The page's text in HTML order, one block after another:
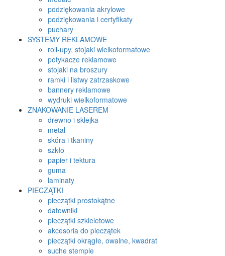
podziękowania akrylowe
podziękowania i certyfikaty
puchary
SYSTEMY REKLAMOWE
roll-upy, stojaki wielkoformatowe
potykacze reklamowe
stojaki na broszury
ramki i listwy zatrzaskowe
bannery reklamowe
wydruki wielkoformatowe
ZNAKOWANIE LASEREM
drewno i sklejka
metal
skóra i tkaniny
szkło
papier i tektura
guma
laminaty
PIECZĄTKI
pieczątki prostokątne
datowniki
pieczątki szkieletowe
akcesoria do pieczątek
pieczątki okrągłe, owalne, kwadrat
suche stemple